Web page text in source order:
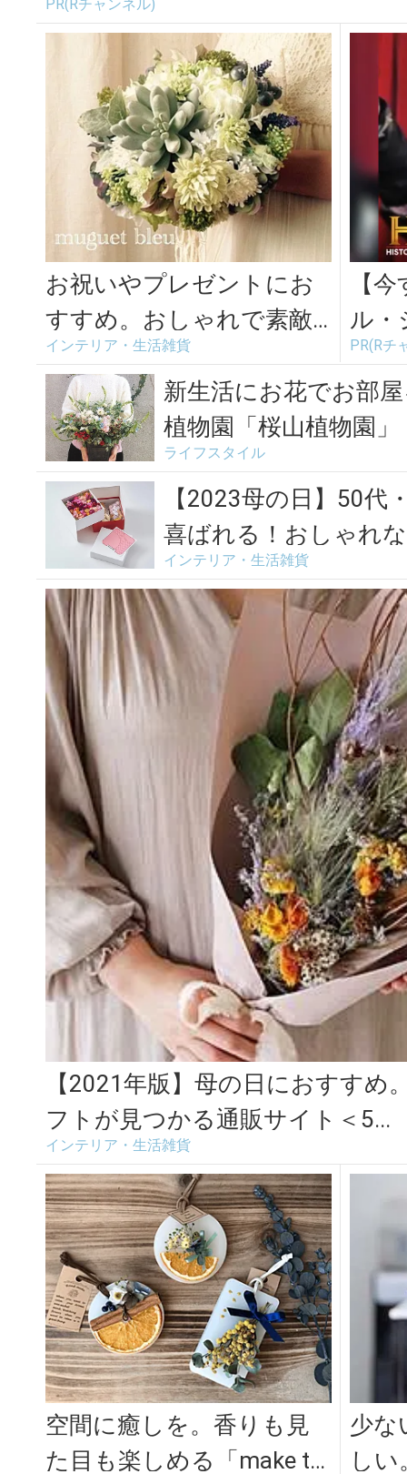
PR(Rチャンネル)
お祝いやプレゼントにお
すすめ。おしゃれで素敵
な花束・ブーケ特集
インテリア・生活雑貨
【
ル・
実を
PR(Rチ
新生活にお花でお部屋を
植物園「桜山植物園」
ライフスタイル
【2023母の日】50代
喜ばれる！おしゃれ
インテリア・生活雑貨
【2021年版】母の日におすすめ
フトが見つかる通販サイト＜5...
インテリア・生活雑貨
空間に癒しを。香りも見
た目も楽しめる「make te
少な
し